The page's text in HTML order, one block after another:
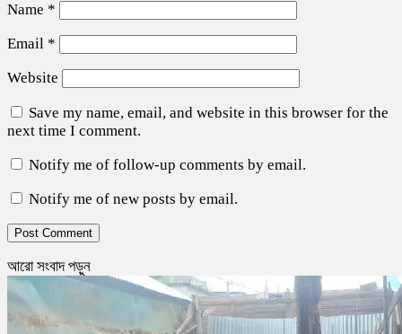
Name *
Email *
Website
Save my name, email, and website in this browser for the
next time I comment.
Notify me of follow-up comments by email.
Notify me of new posts by email.
আরো সংবাদ পড়ুন